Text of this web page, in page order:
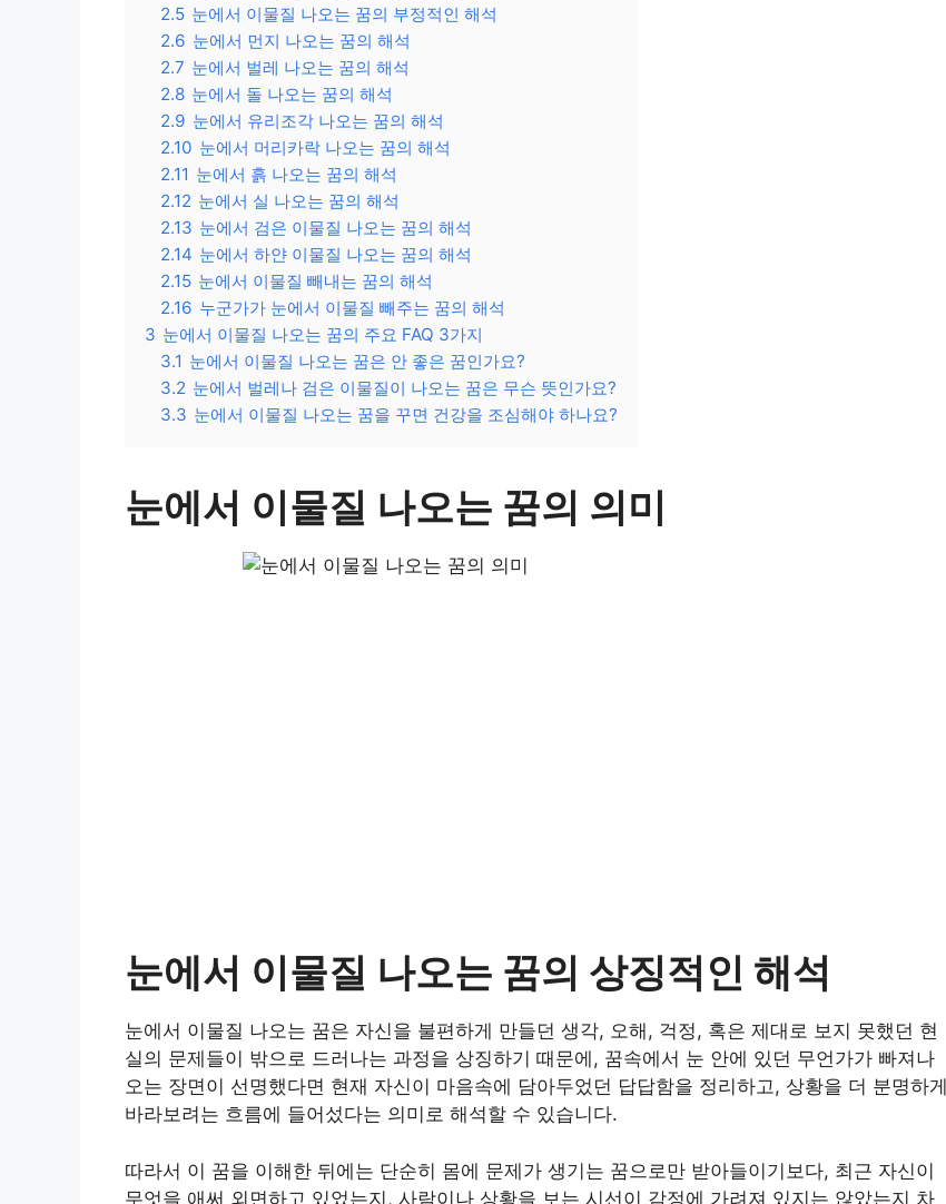
2.5 눈에서 이물질 나오는 꿈의 부정적인 해석
2.6 눈에서 먼지 나오는 꿈의 해석
2.7 눈에서 벌레 나오는 꿈의 해석
2.8 눈에서 돌 나오는 꿈의 해석
2.9 눈에서 유리조각 나오는 꿈의 해석
2.10 눈에서 머리카락 나오는 꿈의 해석
2.11 눈에서 흙 나오는 꿈의 해석
2.12 눈에서 실 나오는 꿈의 해석
2.13 눈에서 검은 이물질 나오는 꿈의 해석
2.14 눈에서 하얀 이물질 나오는 꿈의 해석
2.15 눈에서 이물질 빼내는 꿈의 해석
2.16 누군가가 눈에서 이물질 빼주는 꿈의 해석
3 눈에서 이물질 나오는 꿈의 주요 FAQ 3가지
3.1 눈에서 이물질 나오는 꿈은 안 좋은 꿈인가요?
3.2 눈에서 벌레나 검은 이물질이 나오는 꿈은 무슨 뜻인가요?
3.3 눈에서 이물질 나오는 꿈을 꾸면 건강을 조심해야 하나요?
눈에서 이물질 나오는 꿈의 의미
눈에서 이물질 나오는 꿈의 상징적인 해석
눈에서 이물질 나오는 꿈은 자신을 불편하게 만들던 생각, 오해, 걱정, 혹은 제대로 보지 못했던 현
실의 문제들이 밖으로 드러나는 과정을 상징하기 때문에, 꿈속에서 눈 안에 있던 무언가가 빠져나
오는 장면이 선명했다면 현재 자신이 마음속에 담아두었던 답답함을 정리하고, 상황을 더 분명하게
바라보려는 흐름에 들어섰다는 의미로 해석할 수 있습니다.
따라서 이 꿈을 이해한 뒤에는 단순히 몸에 문제가 생기는 꿈으로만 받아들이기보다, 최근 자신이
무엇을 애써 외면하고 있었는지, 사람이나 상황을 보는 시선이 감정에 가려져 있지는 않았는지 차